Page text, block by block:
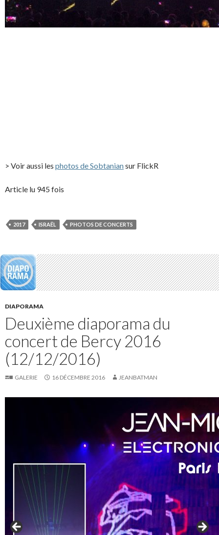
> Voir aussi les photos de Sobtaniansur FlickR
Article lu 945 fois
2017 ISRAËL PHOTOS DE CONCERTS
DIAPORAMA
Deuxième diaporama du
concert de Bercy 2016
(12/12/2016)
GALERIE 16 DÉCEMBRE 2016 JEANBATMAN